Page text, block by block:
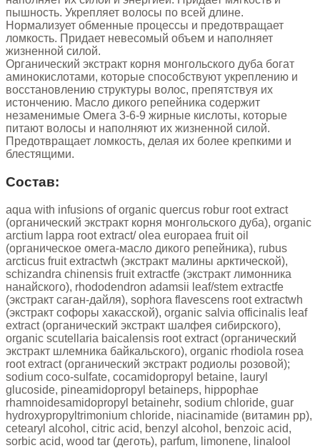
пышность. Укрепляет волосы по всей длине.
Нормализует обменные процессы и предотвращает
ломкость. Придает невесомый объем и наполняет
жизненной силой.
Органический экстракт корня монгольского дуба богат
аминокислотами, которые способствуют укреплению и
восстановлению структуры волос, препятствуя их
истончению. Масло дикого репейника содержит
незаменимые Омега 3-6-9 жирные кислоты, которые
питают волосы и наполняют их жизненной силой.
Предотвращает ломкость, делая их более крепкими и
блестящими.
Состав:
aqua with infusions of organic quercus robur root extract
(органический экстракт корня монгольского дуба), organic
arctium lappa root extract/ olea europaea fruit oil
(органическое омега-масло дикого репейника), rubus
arcticus fruit extractwh (экстракт малины арктической),
schizandra chinensis fruit extractfe (экстракт лимонника
нанайского), rhododendron adamsii leaf/stem extractfe
(экстракт саган-дайля), sophora flavescens root extractwh
(экстракт софоры хакасской), organic salvia officinalis leaf
extract (органический экстракт шалфея сибирского),
organic scutellaria baicalensis root extract (органический
экстракт шлемника байкальского), organic rhodiola rosea
root extract (органический экстракт родиолы розовой);
sodium coco-sulfate, cocamidopropyl betaine, lauryl
glucoside, pineamidopropyl betaineps, hippophae
rhamnoidesamidopropyl betainehr, sodium chloride, guar
hydroxypropyltrimonium chloride, niacinamide (витамин pp),
cetearyl alcohol, citric acid, benzyl alcohol, benzoic acid,
sorbic acid, wood tar (деготь), parfum, limonene, linalool